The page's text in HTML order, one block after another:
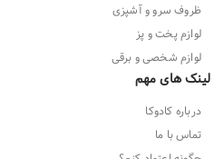
ظروف سرو و آشپزی
لوازم پخت و پز
لوازم شخصی و برقی
لینک های مهم
درباره کادوکا
تماس با ما